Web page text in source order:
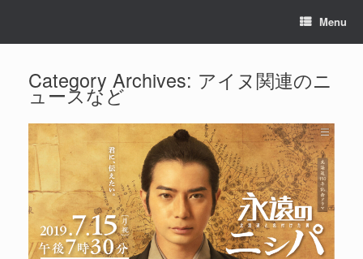
Menu
Category Archives: アイヌ関連のニ
ュースなど